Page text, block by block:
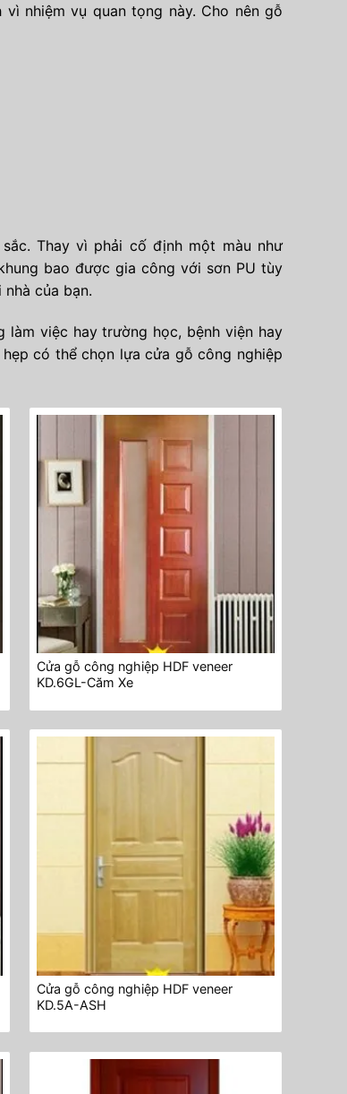
nhiệm vụ quan tọng này. Cho nên gỗ
Thay vì phải cố định một màu như
bao được gia công với sơn PU tùy
của bạn.
việc hay trường học, bệnh viện hay
có thể chọn lựa cửa gỗ công nghiệp
Cửa gỗ công nghiệp HDF veneer
KD.6GL-Căm Xe
Cửa gỗ công nghiệp HDF veneer
KD.5A-ASH